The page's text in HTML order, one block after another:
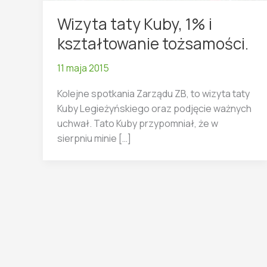
Wizyta taty Kuby, 1% i
kształtowanie tożsamości.
11 maja 2015
Kolejne spotkania Zarządu ZB, to wizyta taty
Kuby Legieżyńskiego oraz podjęcie ważnych
uchwał. Tato Kuby przypomniał, że w
sierpniu minie […]